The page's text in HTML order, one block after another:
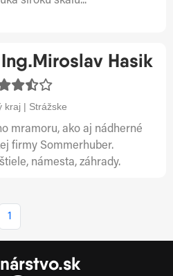
Hasik
kraj | Strážske
mramoru, ako aj nádherné
firmy Sommerhuber.
námesta, záhrady.
1